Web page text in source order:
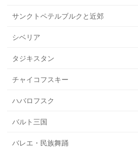
サンクトペテルブルクと近郊
シベリア
タジキスタン
チャイコフスキー
ハバロフスク
バルト三国
バレエ・民族舞踊